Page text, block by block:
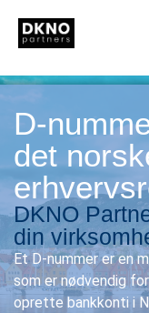
D-
det
DKNO
din
Et D-nummer er en
som er nødvendig
oprette bankkonti i